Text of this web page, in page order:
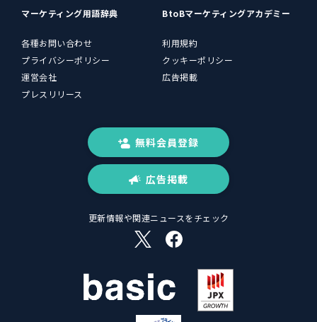
マーケティング用語辞典
BtoBマーケティングアカデミー
各種お問い合わせ
利用規約
プライバシーポリシー
クッキーポリシー
運営会社
広告掲載
プレスリリース
無料会員登録
広告掲載
更新情報や関連ニュースをチェック